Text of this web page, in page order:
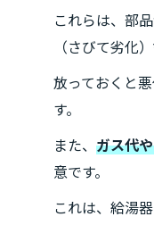
これらは、部
（さびて劣化
放っておくと悪
す。
また、 ガス代
意です。
これは、給湯